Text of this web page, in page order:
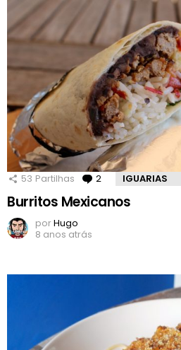
53 Partilhas 2 Comentários
IGUARIAS
Burritos Mexicanos
porHugo
8 anos atrás